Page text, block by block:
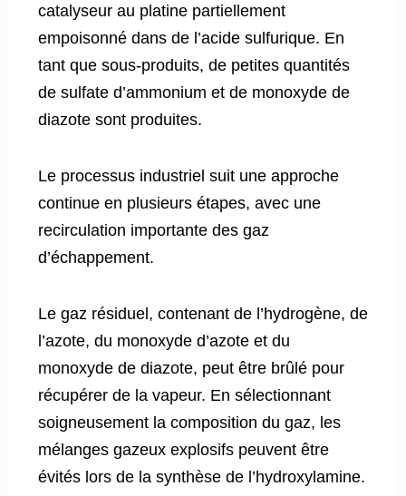
catalyseur au platine partiellement
empoisonné dans de l’acide sulfurique. En
tant que sous-produits, de petites quantités
de sulfate d’ammonium et de monoxyde de
diazote sont produites.
Le processus industriel suit une approche
continue en plusieurs étapes, avec une
recirculation importante des gaz
d’échappement.
Le gaz résiduel, contenant de l’hydrogène, de
l’azote, du monoxyde d’azote et du
monoxyde de diazote, peut être brûlé pour
récupérer de la vapeur. En sélectionnant
soigneusement la composition du gaz, les
mélanges gazeux explosifs peuvent être
évités lors de la synthèse de l’hydroxylamine.